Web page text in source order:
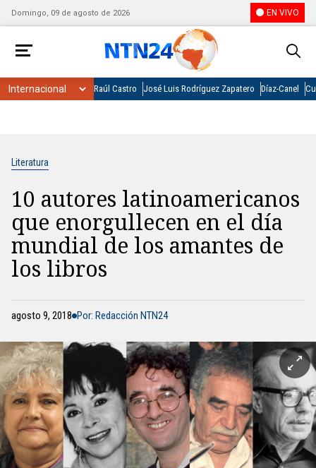
Domingo, 09 de agosto de 2026 EN VIVO
Raúl Castro José Luis Rodríguez Zapatero Díaz-Canel
Literatura
10 autores latinoamericanos
que enorgullecen en el día
mundial de los amantes de
los libros
agosto 9, 2018 Por: Redacción NTN24